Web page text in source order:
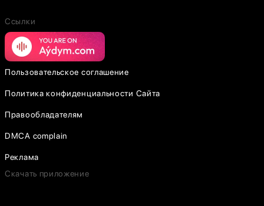
Ссылки
Пользовательское соглашение
Политика конфиденциальности Сайта
Правообладателям
DMCA complain
Реклама
Скачать приложение